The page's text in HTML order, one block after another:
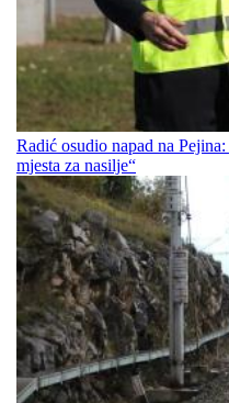
Radić osudio napad na
mjesta za nasilje“